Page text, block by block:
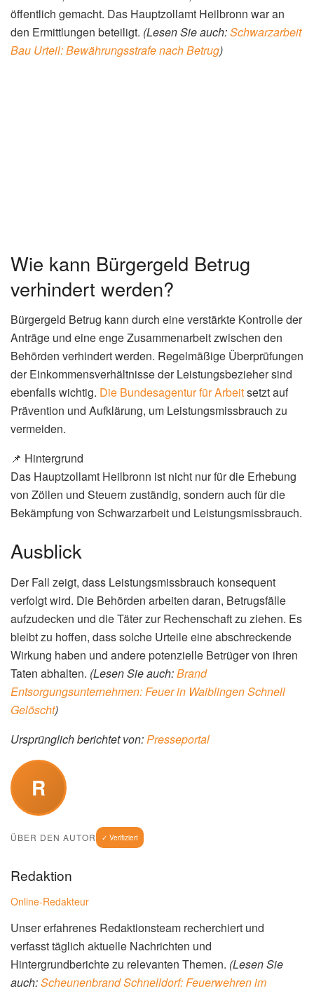
öffentlich gemacht. Das Hauptzollamt Heilbronn war an
den Ermittlungen beteiligt. (Lesen Sie auch:Schwarzarbeit
Bau Urteil: Bewährungsstrafe nach Betrug)
Wie kann Bürgergeld Betrug
verhindert werden?
Bürgergeld Betrug kann durch eine verstärkte Kontrolle der
Anträge und eine enge Zusammenarbeit zwischen den
Behörden verhindert werden. Regelmäßige Überprüfungen
der Einkommensverhältnisse der Leistungsbezieher sind
ebenfalls wichtig. Die Bundesagentur für Arbeitsetzt auf
Prävention und Aufklärung, um Leistungsmissbrauch zu
vermeiden.
📌 Hintergrund
Das Hauptzollamt Heilbronn ist nicht nur für die Erhebung
von Zöllen und Steuern zuständig, sondern auch für die
Bekämpfung von Schwarzarbeit und Leistungsmissbrauch.
Ausblick
Der Fall zeigt, dass Leistungsmissbrauch konsequent
verfolgt wird. Die Behörden arbeiten daran, Betrugsfälle
aufzudecken und die Täter zur Rechenschaft zu ziehen. Es
bleibt zu hoffen, dass solche Urteile eine abschreckende
Wirkung haben und andere potenzielle Betrüger von ihren
Taten abhalten. (Lesen Sie auch:Brand
Entsorgungsunternehmen: Feuer in Waiblingen Schnell
Gelöscht)
Ursprünglich berichtet von:Presseportal
R
ÜBER DEN AUTOR ✓ Verifiziert
Redaktion
Online-Redakteur
Unser erfahrenes Redaktionsteam recherchiert und
verfasst täglich aktuelle Nachrichten und
Hintergrundberichte zu relevanten Themen. (Lesen Sie
auch:Scheunenbrand Schnelldorf: Feuerwehren im